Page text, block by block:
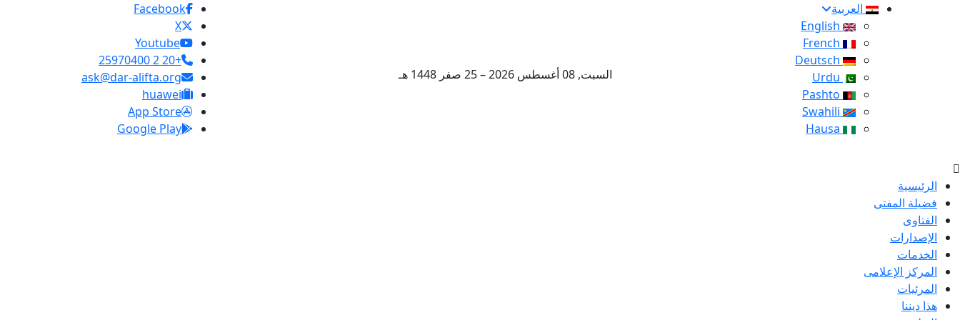
العربية
السبت, 08 أغسطس 2026 – 25 صفر 1448 هـ
Facebook
X
Youtube
+20 2 25970400
ask@dar-alifta.org
huawei
App Store
Google Play
الرئيسية
فضيلة المفتى
الفتاوى
الإصدارات
الخدمات
المركز الإعلامى
المرئيات
هذا ديننا